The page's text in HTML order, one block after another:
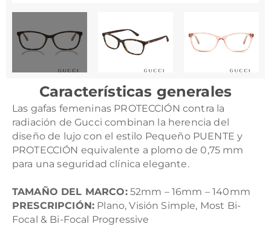
Características generales
Las gafas femeninas PROTECCIÓN contra la
radiación de Gucci combinan la herencia del
diseño de lujo con el estilo Pequeño PUENTE y
PROTECCIÓN equivalente a plomo de 0,75 mm
para una seguridad clínica elegante.
TAMAÑO DEL MARCO:52mm – 16mm – 140mm
PRESCRIPCIÓN: Plano, Visión Simple, Most Bi-
Focal & Bi-Focal Progressive